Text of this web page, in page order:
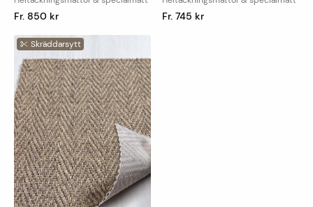
Fr. 850 kr Fr. 745 kr
Skräddarsytt